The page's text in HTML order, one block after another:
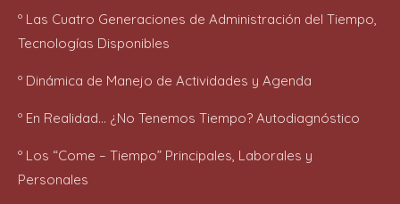
º Las Cuatro Generaciones de Administración del Tiempo,
Tecnologías Disponibles
º Dinámica de Manejo de Actividades y Agenda
º En Realidad… ¿No Tenemos Tiempo? Autodiagnóstico
º Los “Come – Tiempo” Principales, Laborales y
Personales